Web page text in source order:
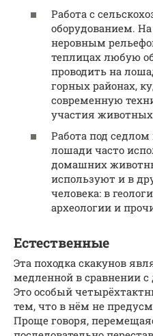
Работа с
оборудованием.
неровным
теплицах любую
проводить на
горных районах,
современную
участия
Работа под
лошади часто
домашних
используют и в
человека: в
археологии и
Естественные
Эта походка скакунов
медленной в сравнении
Это особый
тем, что в нём не
Проще говоря,